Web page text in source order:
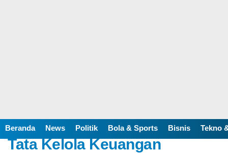
Beranda News Politik Bola & Sports Bisnis Tekno
Kamis, 15 Desember 2022 - 12:02 WIB
Tata Kelola Keuangan